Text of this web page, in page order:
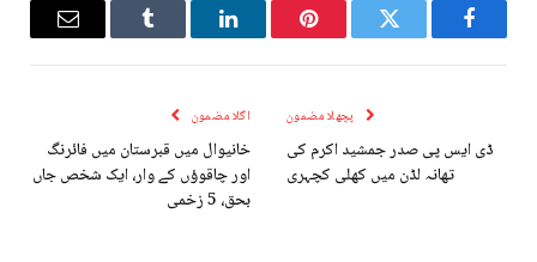
Facebook
Twitter
Pinterest
LinkedIn
Tumblr
Email
پچھلا مضمون
ڈی ایس پی صدر جمشید اکرم کی
تھانہ لڈن میں کھلی کچہری
اگلا مضمون
خانیوال میں قبرستان میں فائرنگ
اور چاقوؤں کے وار، ایک شخص جاں
بحق، 5 زخمی